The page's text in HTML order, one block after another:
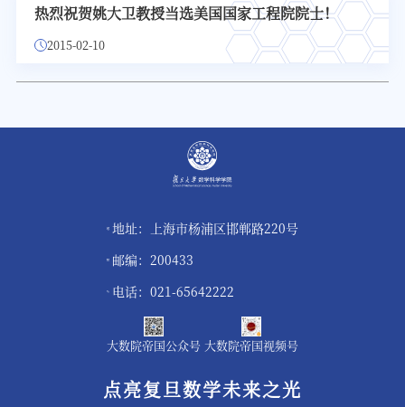
热烈祝贺姚大卫教授当选美国国家工程院院士！
2015-02-10
地址：上海市杨浦区邯郸路220号
邮编：200433
电话：021-65642222
大数院帝国公众号 大数院帝国视频号
点亮复旦数学未来之光